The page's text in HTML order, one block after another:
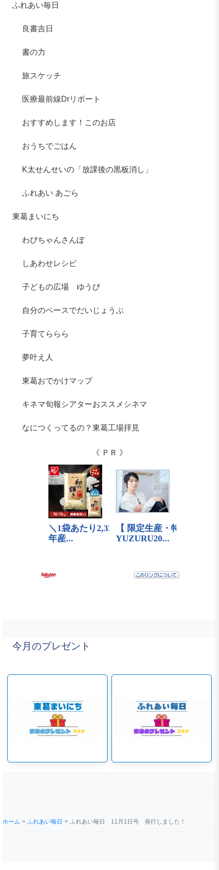
ふれあい毎日
良書吉日
書の力
旅スケッチ
医療最前線Drリポート
おすすめします！このお店
おうちでごはん
K太せんせいの「放課後の黒板消し」
ふれあい あごら
東葛まいにち
わぴちゃんさんぽ
しあわせレシピ
子どもの広場 ゆうび
自分のペースでだいじょうぶ
子育てららら
夢叶え人
東葛おでかけマップ
キネマ旬報シアターおススメシネマ
なにつくってるの？東葛工場拝見
《 ＰＲ 》
今月のプレゼント
ホーム ふれあい毎日 ふれあい毎日 11月1日号 発行しました！